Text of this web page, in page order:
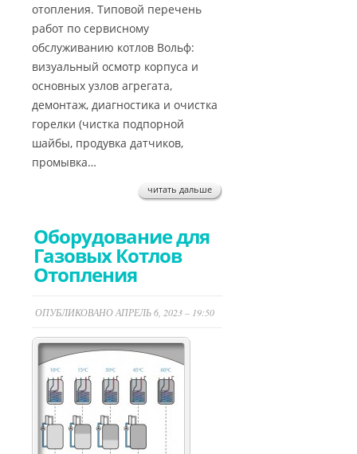
отопления. Типовой перечень
работ по сервисному
обслуживанию котлов Вольф:
визуальный осмотр корпуса и
основных узлов агрегата,
демонтаж, диагностика и очистка
горелки (чистка подпорной
шайбы, продувка датчиков,
промывка…
читать дальше
Оборудование для
Газовых Котлов
Отопления
ОПУБЛИКОВАНО АПРЕЛЬ 6, 2023 – 19:50